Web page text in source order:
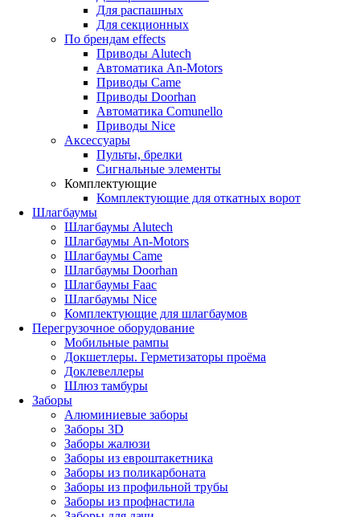
Для распашных
Для секционных
По брендам effects
Приводы Alutech
Автоматика An-Motors
Приводы Came
Приводы Doorhan
Автоматика Comunello
Приводы Nice
Аксессуары
Пульты, брелки
Сигнальные элементы
Комплектующие
Комплектующие для откатных ворот
Шлагбаумы
Шлагбаумы Alutech
Шлагбаумы An-Motors
Шлагбаумы Came
Шлагбаумы Doorhan
Шлагбаумы Faac
Шлагбаумы Nice
Комплектующие для шлагбаумов
Перегрузочное оборудование
Мобильные рампы
Докшетлеры. Герметизаторы проёма
Доклевеллеры
Шлюз тамбуры
Заборы
Алюминиевые заборы
Заборы 3D
Заборы жалюзи
Заборы из евроштакетника
Заборы из поликарбоната
Заборы из профильной трубы
Заборы из профнастила